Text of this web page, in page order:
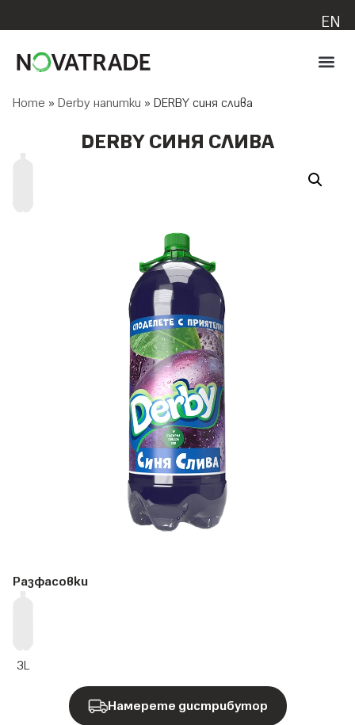
EN
Home » Derby напитки » DERBY синя слива
DERBY СИНЯ СЛИВА
Разфасовки
3L
Намерете дистрибутор